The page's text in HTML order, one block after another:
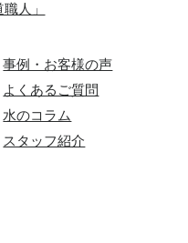
人」
事例・お客様の声
よくあるご質問
水のコラム
スタッフ紹介